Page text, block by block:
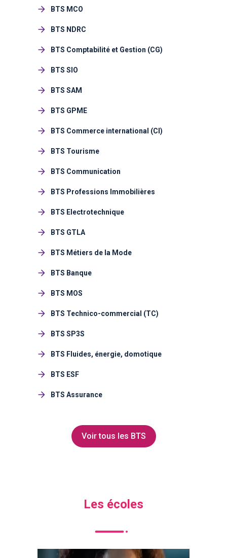
BTS MCO
BTS NDRC
BTS Comptabilité et Gestion (CG)
BTS SIO
BTS SAM
BTS GPME
BTS Commerce international (CI)
BTS Tourisme
BTS Communication
BTS Professions Immobilières
BTS Electrotechnique
BTS GTLA
BTS Métiers de la Mode
BTS Banque
BTS MOS
BTS Technico-commercial (TC)
BTS SP3S
BTS Fluides, énergie, domotique
BTS ESF
BTS Assurance
Voir tous les BTS
Les écoles